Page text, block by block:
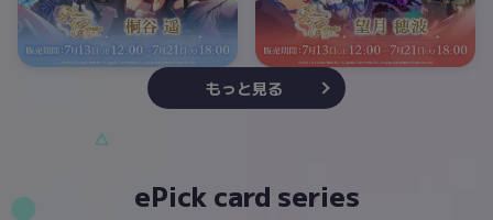
もっと見る
ePick card series